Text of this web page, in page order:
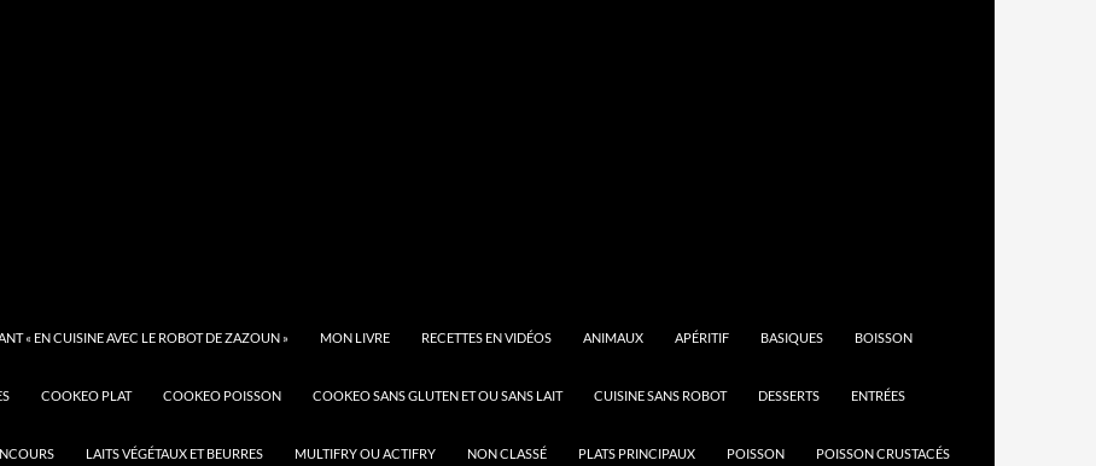
« EN CUISINE AVEC LE ROBOT DE ZAZOUN » MON LIVRE RECETTES EN VIDÉOS ANIMAUX APÉRITIF BASIQUES BOISSON
COOKEO PLAT COOKEO POISSON COOKEO SANS GLUTEN ET OU SANS LAIT CUISINE SANS ROBOT DESSERTS ENTRÉES
LAITS VÉGÉTAUX ET BEURRES MULTIFRY OU ACTIFRY NON CLASSÉ PLATS PRINCIPAUX POISSON POISSON CRUSTACÉS